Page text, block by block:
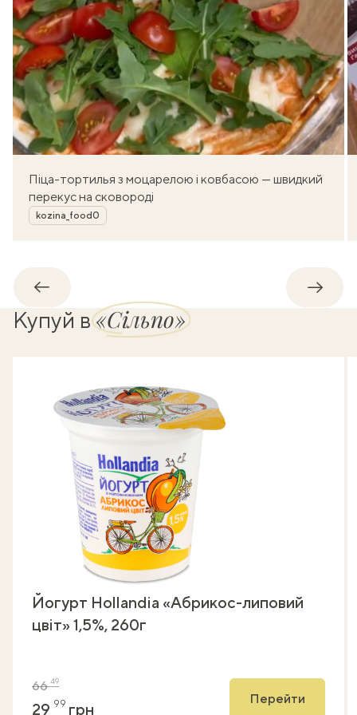
Піца-тортилья з моцарелою і ковбасою — швидкий
перекус на сковороді
Автор
kozina_food0
Назад
Купуй в«Сільпо»
Йогурт Hollandia «Абрикос-липовий
цвіт» 1,5%, 260г
6649
29 99 грн
Перейти